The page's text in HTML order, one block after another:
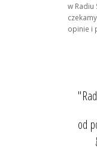
w Radiu
opinie i
od